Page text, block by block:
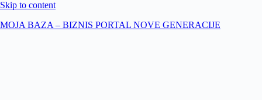
Skip to content
MOJA BAZA – BIZNIS PORTAL NOVE GENERACIJE